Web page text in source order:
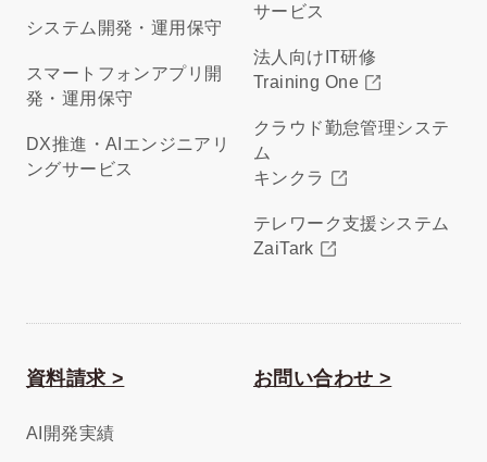
システム開発・運用保守
スマートフォンアプリ開
発・運用保守
DX推進・AIエンジニアリ
ングサービス
サービス
法人向けIT研修
Training One
クラウド勤怠管理システ
ム
キンクラ
テレワーク支援システム
ZaiTark
資料請求 >
AI開発実績
お問い合わせ >